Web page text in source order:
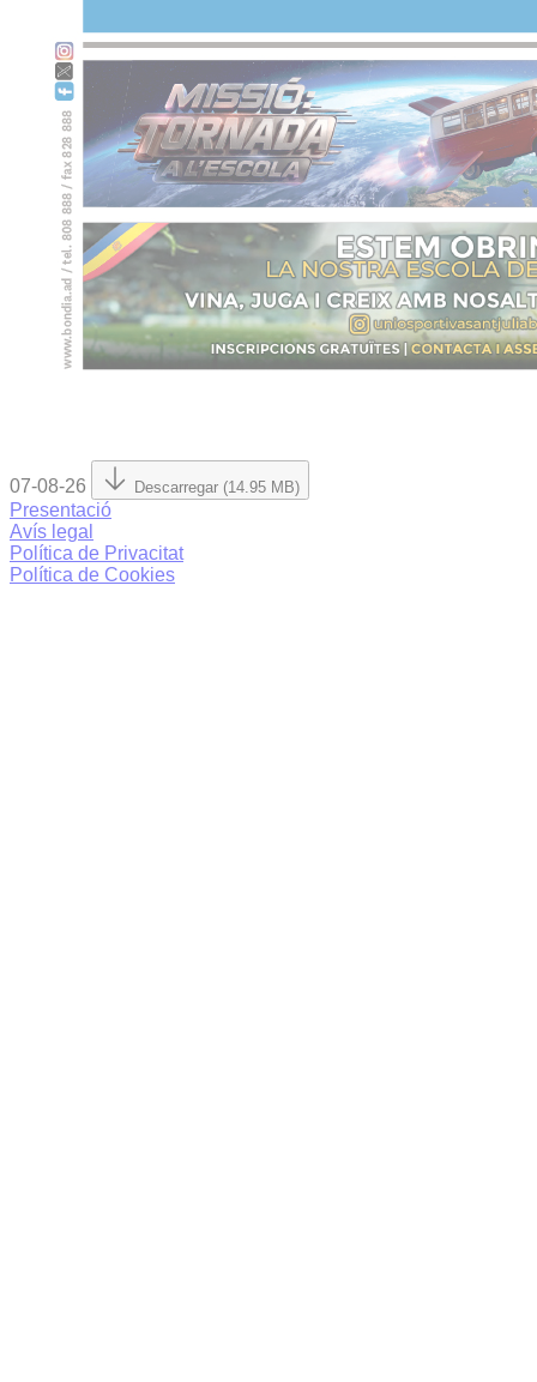
07-08-26 Descarregar (14.95 MB)
Presentació
Avís legal
Política de Privacitat
Política de Cookies